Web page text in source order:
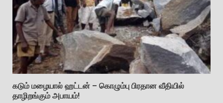
கடும் மழையால் ஹட்டன் – கொழும்பு பிரதான வீதியில்
தாழிறங்கும் அபாயம்!